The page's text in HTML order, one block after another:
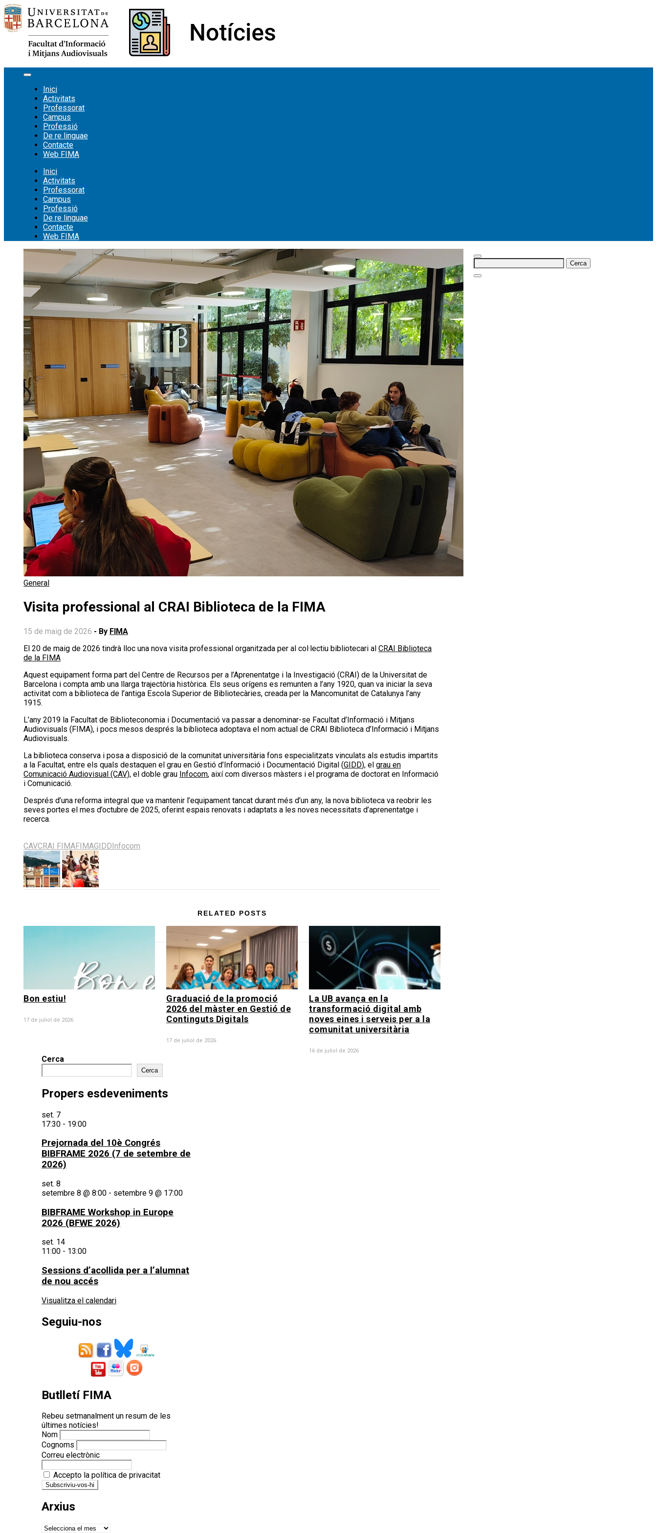
Vés
al
contingut
Inici
Activitats
Professorat
Campus
Professió
De re linguae
Contacte
Web FIMA
Inici
Activitats
Professorat
Campus
Professió
De re linguae
Contacte
Web FIMA
Cerca:
General
Visita professional al CRAI Biblioteca de la FIMA
15 de maig de 2026 - By FIMA
El 20 de maig de 2026 tindrà lloc una nova visita professional organitzada per al col·lectiu bibliotecari al CRAI Biblioteca
de la FIMA
Aquest equipament forma part del Centre de Recursos per a l’Aprenentatge i la Investigació (CRAI) de la Universitat de
Barcelona i compta amb una llarga trajectòria històrica. Els seus orígens es remunten a l’any 1920, quan va iniciar la seva
activitat com a biblioteca de l’antiga Escola Superior de Bibliotecàries, creada per la Mancomunitat de Catalunya l’any
1915.
L’any 2019 la Facultat de Biblioteconomia i Documentació va passar a denominar-se Facultat d’Informació i Mitjans
Audiovisuals (FIMA), i pocs mesos després la biblioteca adoptava el nom actual de CRAI Biblioteca d’Informació i Mitjans
Audiovisuals.
La biblioteca conserva i posa a disposició de la comunitat universitària fons especialitzats vinculats als estudis impartits
a la Facultat, entre els quals destaquen el grau en Gestió d’Informació i Documentació Digital (GIDD), el grau en
Comunicació Audiovisual (CAV), el doble grau Infocom, així com diversos màsters i el programa de doctorat en Informació
i Comunicació.
Després d’una reforma integral que va mantenir l’equipament tancat durant més d’un any, la nova biblioteca va reobrir les
seves portes el mes d’octubre de 2025, oferint espais renovats i adaptats a les noves necessitats d’aprenentatge i
recerca.
on
X
(Twitter)
on
Facebook
on
LinkedIn
on
on
CAVCRAI FIMAFIMAGIDD Infocom
RELATED POSTS
Bon estiu!
17 de juliol de 2026
Graduació de la promoció
2026 del màster en Gestió de
Continguts Digitals
17 de juliol de 2026
La UB avança en la
transformació digital amb
noves eines i serveis per a la
comunitat universitària
16 de juliol de 2026
Cerca
Cerca
Propers esdeveniments
set. 7
17:30 - 19:00
Prejornada del 10è Congrés
BIBFRAME 2026 (7 de setembre de
2026)
set. 8
setembre 8 @ 8:00 - setembre 9 @ 17:00
BIBFRAME Workshop in Europe
2026 (BFWE 2026)
set. 14
11:00 - 13:00
Sessions d’acollida per a l’alumnat
de nou accés
Visualitza el calendari
Seguiu-nos
Butlletí FIMA
Rebeu setmanalment un resum de les
últimes notícies!
Nom
Cognoms
Correu electrònic
Accepto la política de privacitat
Arxius
Arxius